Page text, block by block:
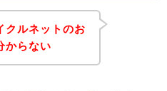
クルネットのお
からない